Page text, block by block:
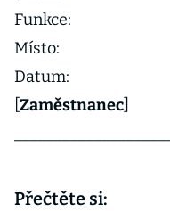
Funkce:
Místo:
Datum:
Zaměstnanec
Přečtěte si: